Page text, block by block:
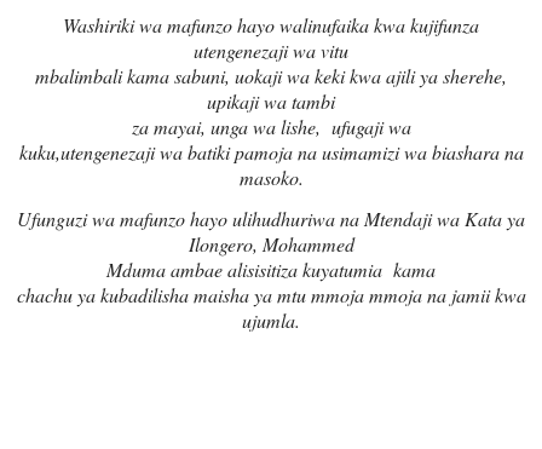
Washiriki wa mafunzo hayo walinufaika kwa kujifunza
utengenezaji wa vitu
mbalimbali kama sabuni, uokaji wa keki kwa ajili ya sherehe,
upikaji wa tambi
za mayai, unga wa lishe, ufugaji wa
kuku,utengenezaji wa batiki pamoja na usimamizi wa biashara na
masoko.
Ufunguzi wa mafunzo hayo ulihudhuriwa na Mtendaji wa Kata ya
Ilongero, Mohammed
Mduma ambae alisisitiza kuyatumia kama
chachu ya kubadilisha maisha ya mtu mmoja mmoja na jamii kwa
ujumla.